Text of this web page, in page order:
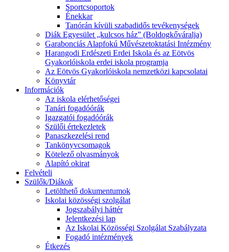
Sportcsoportok
Énekkar
Tanórán kívüli szabadidős tevékenységek
Diák Egyesület „kulcsos ház” (Boldogkőváralja)
Garabonciás Alapfokú Művészetoktatási Intézmény
Harangodi Erdészeti Erdei Iskola és az Eötvös
Gyakorlóiskola erdei iskola programja
Az Eötvös Gyakorlóiskola nemzetközi kapcsolatai
Könyvtár
Információk
Az iskola elérhetőségei
Tanári fogadóórák
Igazgatói fogadóórák
Szülői értekezletek
Panaszkezelési rend
Tankönyvcsomagok
Kötelező olvasmányok
Alapító okirat
Felvételi
Szülők/Diákok
Letölthető dokumentumok
Iskolai közösségi szolgálat
Jogszabályi háttér
Jelentkezési lap
Az Iskolai Közösségi Szolgálat Szabályzata
Fogadó intézmények
Étkezés